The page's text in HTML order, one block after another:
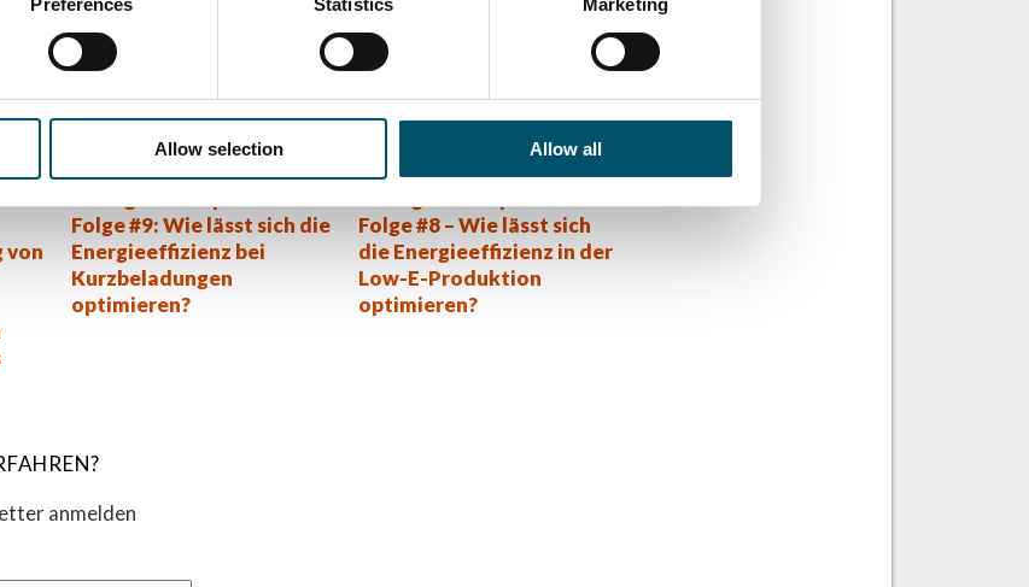
Allow selection Allow all
von
#AskGlaston Serie
Folge #9: Wie lässt sich die
Energieeffizienz bei
Kurzbeladungen
optimieren?
#AskGlaston Serie
Folge #8 – Wie lässt sich
die Energieeffizienz in der
Low-E-Produktion
optimieren?
anmelden